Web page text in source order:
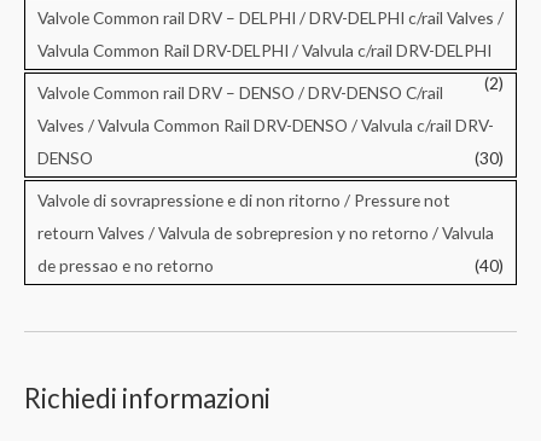
Valvole Common rail DRV – DELPHI / DRV-DELPHI c/rail Valves /
Valvula Common Rail DRV-DELPHI / Valvula c/rail DRV-DELPHI
(2)
Valvole Common rail DRV – DENSO / DRV-DENSO C/rail
Valves / Valvula Common Rail DRV-DENSO / Valvula c/rail DRV-
DENSO
(30)
Valvole di sovrapressione e di non ritorno / Pressure not
retourn Valves / Valvula de sobrepresion y no retorno / Valvula
de pressao e no retorno
(40)
Richiedi informazioni